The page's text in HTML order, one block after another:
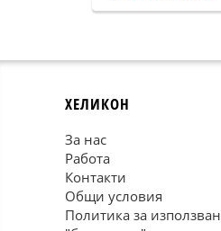
ХЕЛИКОН
За нас
Работа
Контакти
Общи условия
Политика за